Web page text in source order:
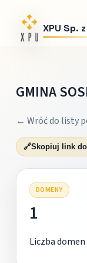
XPU Sp.
GMINA
← Wróć do listy
🔗Skopiuj link
DOMENY
1
Liczba